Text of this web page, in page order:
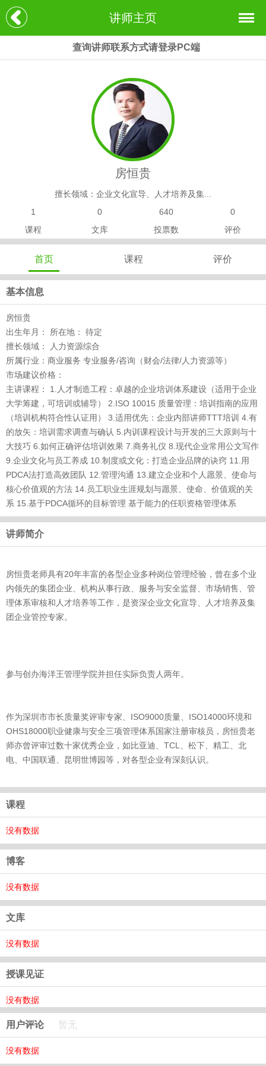
讲师主页
查询讲师联系方式请登录PC端
房恒贵
擅长领域：企业文化宣导、人才培养及集...
1
0 640
0
课程
文库 投票数 评价
首页 课程 评价
基本信息
房恒贵
出生年月： 所在地： 待定
擅长领域： 人力资源综合
所属行业：商业服务 专业服务/咨询（财会/法律/人力资源等）
市场建议价格：
主讲课程： 1.人才制造工程：卓越的企业培训体系建设（适用于企业
大学筹建，可培训或辅导） 2.ISO 10015 质量管理：培训指南的应用
（培训机构符合性认证用） 3.适用优先：企业内部讲师TTT培训 4.有
的放矢：培训需求调查与确认 5.内训课程设计与开发的三大原则与十
大技巧 6.如何正确评估培训效果 7.商务礼仪 8.现代企业常用公文写作
9.企业文化与员工养成 10.制度或文化：打造企业品牌的诀窍 11.用
PDCA法打造高效团队 12.管理沟通 13.建立企业和个人愿景、使命与
核心价值观的方法 14.员工职业生涯规划与愿景、使命、价值观的关
系 15.基于PDCA循环的目标管理 基于能力的任职资格管理体系
讲师简介
房恒贵老师具有20年丰富的各型企业多种岗位管理经验，曾在多个业
内领先的集团企业、机构从事行政、服务与安全监督、市场销售、管
理体系审核和人才培养等工作，是资深企业文化宣导、人才培养及集
团企业管控专家。
参与创办海洋王管理学院并担任实际负责人两年。
作为深圳市市长质量奖评审专家、ISO9000质量、ISO14000环境和
OHS18000职业健康与安全三项管理体系国家注册审核员，房恒贵老
师亦曾评审过数十家优秀企业，如比亚迪、TCL、松下、精工、北
电、中国联通、昆明世博园等，对各型企业有深刻认识。
课程
没有数据
博客
没有数据
文库
没有数据
授课见证
没有数据
用户评论 暂无
没有数据